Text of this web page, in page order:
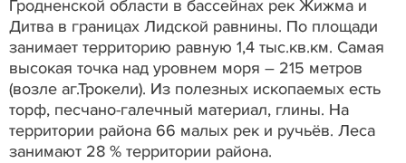
Гродненской области в бассейнах рек Жижма и
Дитва в границах Лидской равнины. По площади
занимает территорию равную 1,4 тыс.кв.км. Самая
высокая точка над уровнем моря – 215 метров
(возле аг.Трокели). Из полезных ископаемых есть
торф, песчано-галечный материал, глины. На
территории района 66 малых рек и ручьёв. Леса
занимают 28 % территории района.